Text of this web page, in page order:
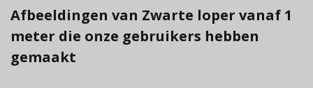
Afbeeldingen van Zwarte loper vanaf 1
meter die onze gebruikers hebben
gemaakt